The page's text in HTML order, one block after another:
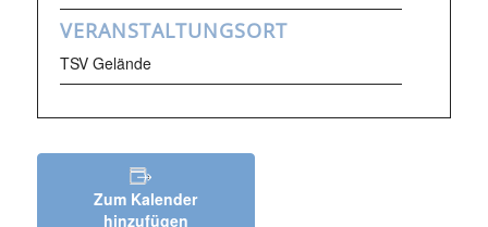
VERANSTALTUNGSORT
TSV Gelände
Zum Kalender
hinzufügen